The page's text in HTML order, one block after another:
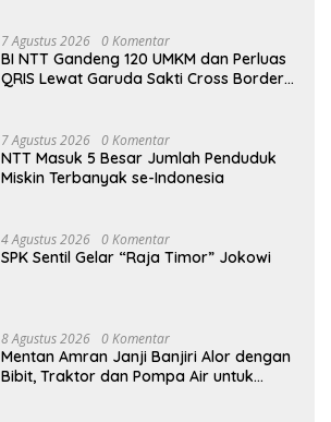
7 Agustus 2026 0 Komentar
BI NTT Gandeng 120 UMKM dan Perluas
QRIS Lewat Garuda Sakti Cross Border
7 Agustus 2026 0 Komentar
NTT Masuk 5 Besar Jumlah Penduduk
Miskin Terbanyak se-Indonesia
4 Agustus 2026 0 Komentar
SPK Sentil Gelar “Raja Timor” Jokowi
8 Agustus 2026 0 Komentar
Mentan Amran Janji Banjiri Alor dengan
Bibit, Traktor dan Pompa Air untuk